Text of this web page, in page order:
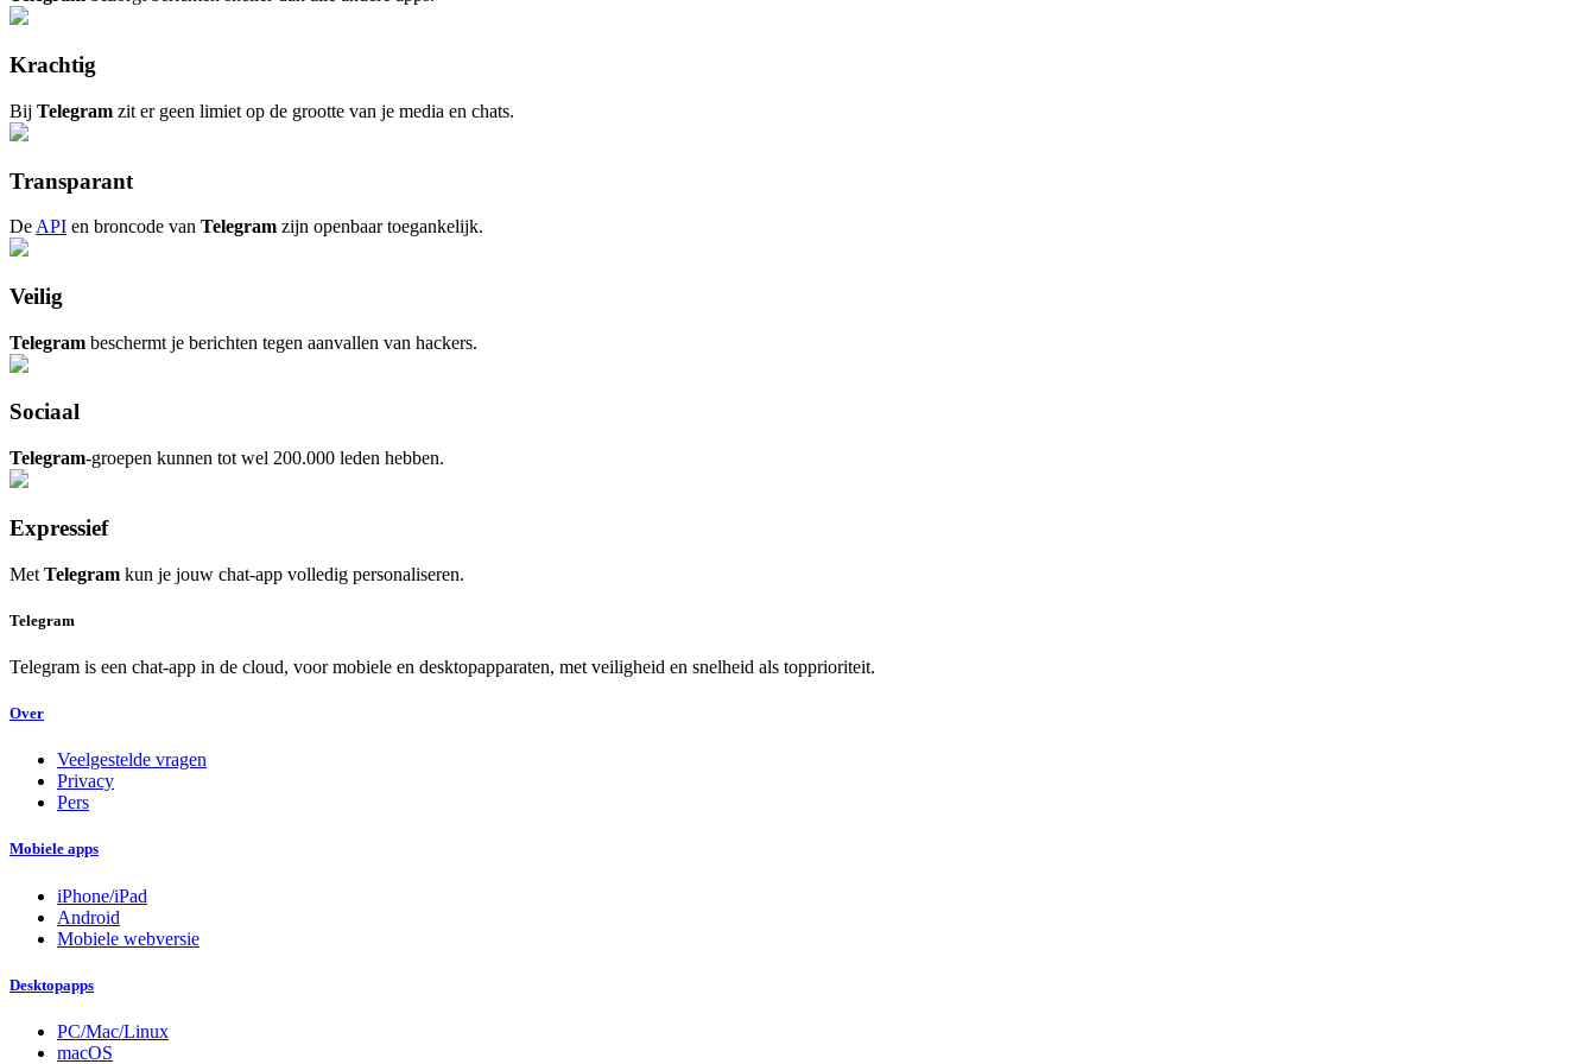
Krachtig
Bij Telegram zit er geen limiet op de grootte van je media en chats.
Transparant
De API en broncode van Telegram zijn openbaar toegankelijk.
Veilig
Telegram beschermt je berichten tegen aanvallen van hackers.
Sociaal
Telegram-groepen kunnen tot wel 200.000 leden hebben.
Expressief
Met Telegram kun je jouw chat-app volledig personaliseren.
Telegram
Telegram is een chat-app in de cloud, voor mobiele en desktopapparaten, met veiligheid en snelheid als topprioriteit.
Over
Veelgestelde vragen
Privacy
Pers
Mobiele apps
iPhone/iPad
Android
Mobiele webversie
Desktopapps
PC/Mac/Linux
macOS